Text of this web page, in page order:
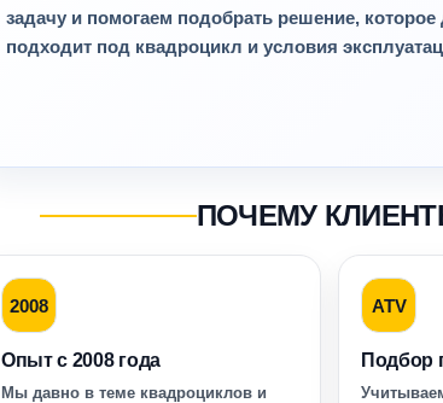
задачу и помогаем подобрать решение, которое
подходит под квадроцикл и условия
ПОЧЕМУ
2008
Опыт с 2008 года
Мы давно в теме квадроциклов и
ATV
Подбор